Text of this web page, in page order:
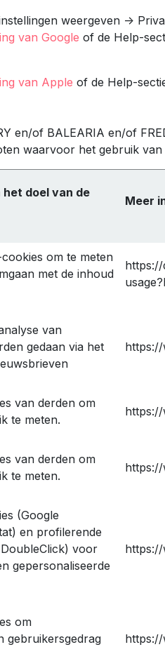
weergeven ->
van Google of de Help-
van Apple of de Help-
en/of BALEARIA en/of
waarvoor het gebruik van
doel van de
Meer
om te meten
met de inhoud
van
gedaan via het
van derden om
te meten.
van derden om
te meten.
(Google
en profilerende
voor
gepersonaliseerde
om
gebruikersgedrag